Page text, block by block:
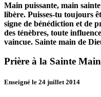
Main puissante, main
libère. Puisses-tu toujours
signe de bénédiction et de
des ténèbres, toute
vaincue. Sainte main de
Prière à la Sainte
Enseigné le 24 juillet 2014